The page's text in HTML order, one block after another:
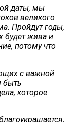
даты, мы
великого
Пройдут годы,
будет жива и
потому что
с важной
быть
которое